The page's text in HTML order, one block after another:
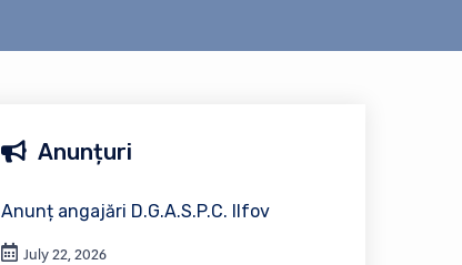
Anunțuri
Anunț angajări D.G.A.S.P.C. Ilfov
July 22, 2026